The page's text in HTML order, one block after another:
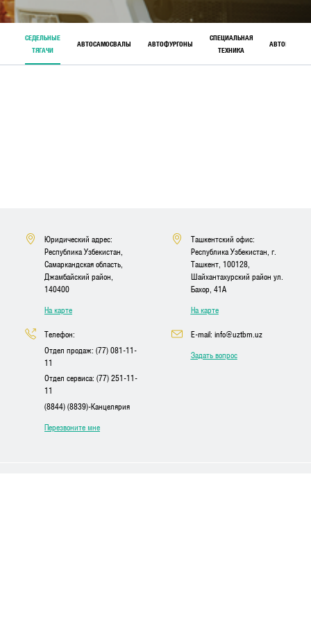
СЕДЕЛЬНЫЕ
ТЯГАЧИ
АВТОСАМОСВАЛЫ АВТОФУРГОНЫ
СПЕЦИАЛЬНАЯ
ТЕХНИКА
АВТОБУСЫ
Юридический адрес:
Республика Узбекистан,
Самаркандская область,
Джамбайский район,
140400
На карте
Ташкентский офис:
Республика Узбекистан, г.
Ташкент, 100128,
Шайхантахурский район ул.
Бахор, 41A
На карте
Телефон:
Отдел продаж: (77) 081-11-
11
Отдел сервиса: (77) 251-11-
11
(8844) (8839)-Канцелярия
Перезвоните мне
E-mail: info@uztbm.uz
Задать вопрос